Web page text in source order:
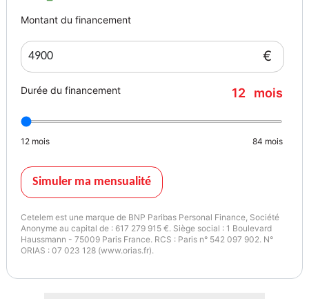
Direction assistée Oui
Type de direction A crémaillère
Type d’assistance Assistée
Diamètre de braquage (mur) 11,4 m
en aluminium, barre de stabilisatrice
Type de suspension arrière Essieu à quatres bras tirés, roues
Performances
Vitesse maximale 205 km/h
Consommations
Cycle urbain 7,7 L/100km
Mixte 5,8 L/100km
Montant du financement
€
Durée du financement 12 mois
12 mois 84 mois
Simuler ma mensualité
Cetelem est une marque de BNP Paribas Personal Finance, Société
Anonyme au capital de : 617 279 915 €. Siège social : 1 Boulevard
Haussmann - 75009 Paris France. RCS : Paris n° 542 097 902. N°
ORIAS : 07 023 128 (www.orias.fr).